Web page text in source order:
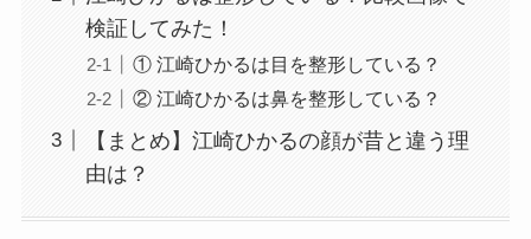
検証してみた！
① 江崎ひかるは目を整形している？
② 江崎ひかるは鼻を整形している？
【まとめ】江崎ひかるの顔が昔と違う理
由は？